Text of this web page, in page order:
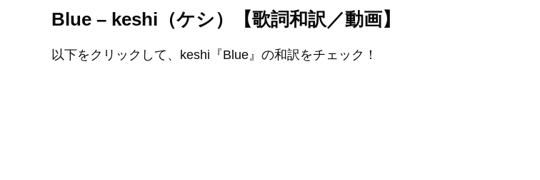
Blue – keshi（ケシ）【歌詞和訳／動画】
以下をクリックして、keshi『Blue』の和訳をチェック！